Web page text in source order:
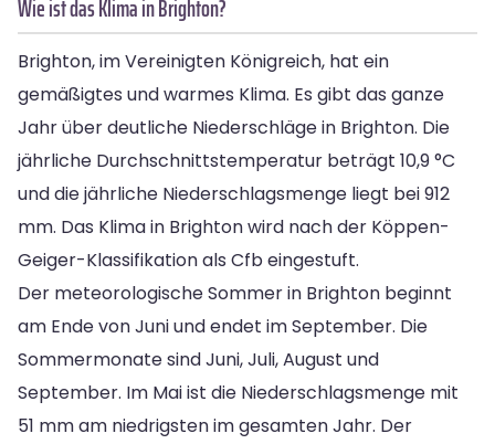
Wie ist das Klima in Brighton?
Brighton, im Vereinigten Königreich, hat ein
gemäßigtes und warmes Klima. Es gibt das ganze
Jahr über deutliche Niederschläge in Brighton. Die
jährliche Durchschnittstemperatur beträgt 10,9 °C
und die jährliche Niederschlagsmenge liegt bei 912
mm. Das Klima in Brighton wird nach der Köppen-
Geiger-Klassifikation als Cfb eingestuft.
Der meteorologische Sommer in Brighton beginnt
am Ende von Juni und endet im September. Die
Sommermonate sind Juni, Juli, August und
September. Im Mai ist die Niederschlagsmenge mit
51 mm am niedrigsten im gesamten Jahr. Der